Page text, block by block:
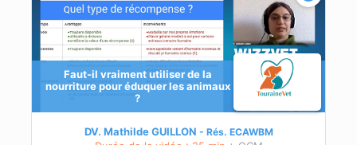
Faut-il vraiment utiliser de la
nourriture pour éduquer les animaux
?
DV. Mathilde GUILLON Rés. ECAWBM